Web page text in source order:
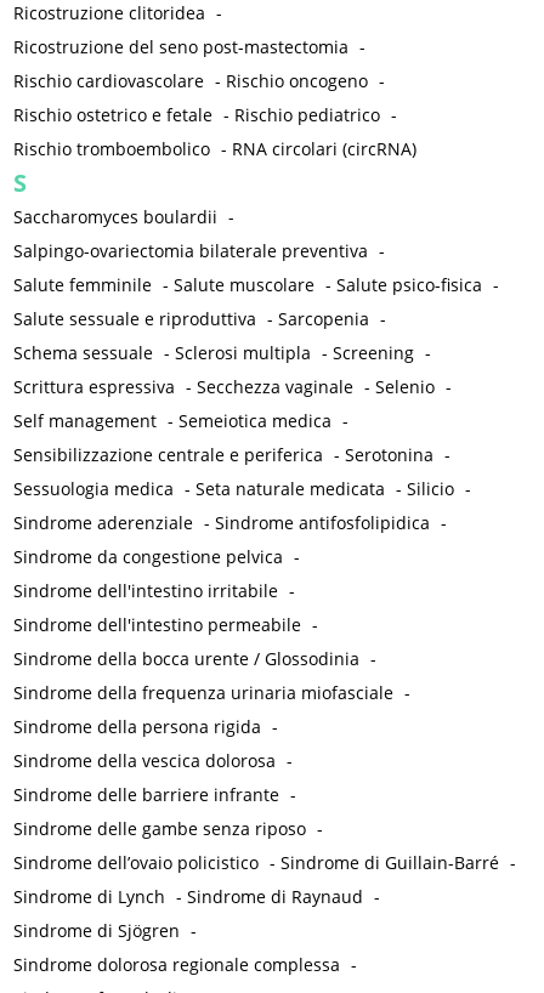
Ricostruzione clitoridea -
Ricostruzione del seno post-mastectomia -
Rischio cardiovascolare - Rischio oncogeno -
Rischio ostetrico e fetale - Rischio pediatrico -
Rischio tromboembolico - RNA circolari (circRNA)
S
Saccharomyces boulardii -
Salpingo-ovariectomia bilaterale preventiva -
Salute femminile -Salute muscolare -Salute psico-fisica -
Salute sessuale e riproduttiva -Sarcopenia -
Schema sessuale -Sclerosi multipla -Screening -
Scrittura espressiva -Secchezza vaginale -Selenio -
Self management -Semeiotica medica -
Sensibilizzazione centrale e periferica -Serotonina -
Sessuologia medica -Seta naturale medicata -Silicio -
Sindrome aderenziale -Sindrome antifosfolipidica -
Sindrome da congestione pelvica -
Sindrome dell'intestino irritabile -
Sindrome dell'intestino permeabile -
Sindrome della bocca urente / Glossodinia -
Sindrome della frequenza urinaria miofasciale -
Sindrome della persona rigida -
Sindrome della vescica dolorosa -
Sindrome delle barriere infrante -
Sindrome delle gambe senza riposo -
Sindrome dell’ovaio policistico -Sindrome di Guillain-Barré -
Sindrome di Lynch -Sindrome di Raynaud -
Sindrome di Sjögren -
Sindrome dolorosa regionale complessa -